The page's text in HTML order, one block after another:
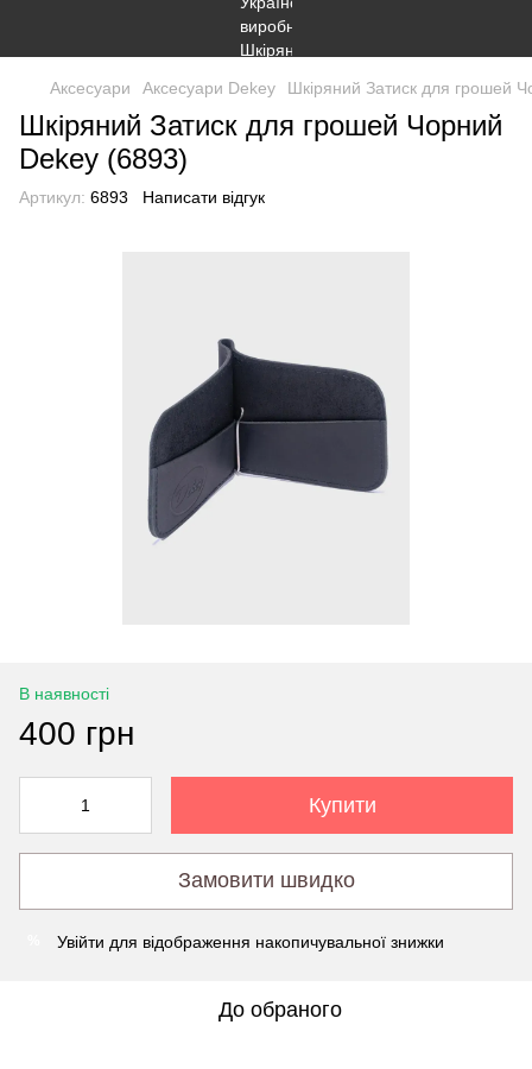
Аксесуари Аксесуари Dekey Шкіряний Затиск для грошей
Шкіряний Затиск для грошей Чорний
Dekey (6893)
Артикул: 6893 Написати відгук
В наявності
400 грн
Купити
Замовити швидко
Увійти для відображення накопичувальної знижки
До обраного